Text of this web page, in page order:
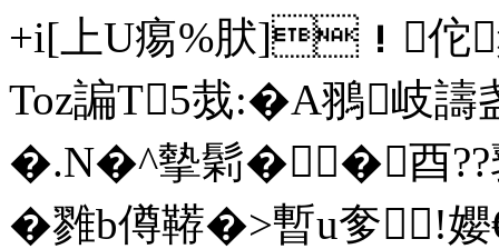
+i[上U痬%肰]！佗
Toz諞T5烖:�A翵岐
�.N�^摰鬁��酉??
�雡b僔鞯�>暫u奓 !